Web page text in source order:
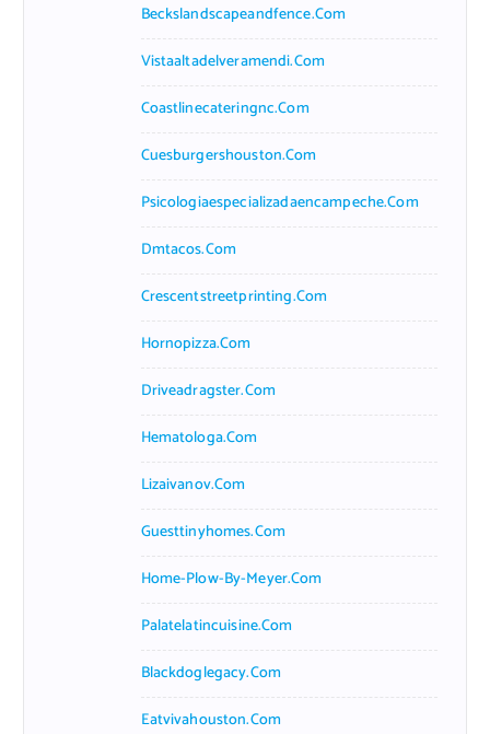
Beckslandscapeandfence.com
Vistaaltadelveramendi.com
Coastlinecateringnc.com
Cuesburgershouston.com
Psicologiaespecializadaencampeche.com
Dmtacos.com
Crescentstreetprinting.com
Hornopizza.com
Driveadragster.com
Hematologa.com
Lizaivanov.com
Guesttinyhomes.com
Home-Plow-By-Meyer.com
Palatelatincuisine.com
Blackdoglegacy.com
Eatvivahouston.com